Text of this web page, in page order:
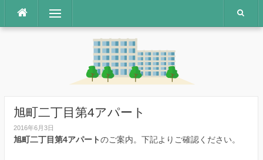
テ
メニュー
旭町二丁目第4アパート
2016年6月3日
旭町二丁目第4アパートのご案内。下記よりご確認ください。